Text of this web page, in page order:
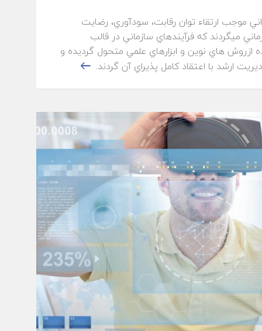
موجب ارتقاء توان رقابت، سودآوري، رضايت
ميگردند كه فرآيندهاي سازماني در قالب
ازروش هاي نوين و ابزارهاي علمي متحول گرديده و
ارشد با اعتقاد كامل پذيراي آن گردند.